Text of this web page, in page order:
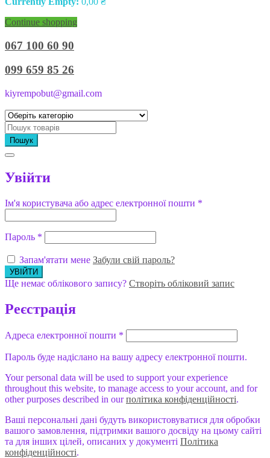
Continue shopping
067 100 60 90
099 659 85 26
kiyrempobut@gmail.com
Пошук
Увійти
Ім'я користувача або адрес електронної пошти *
Пароль *
Запам'ятати мене Забули свій пароль?
Ще немає облікового запису? Створіть обліковий запис
Реєстрація
Адреса електронної пошти *
Пароль буде надіслано на вашу адресу електронної пошти.
Your personal data will be used to support your experience
throughout this website, to manage access to your account, and for
other purposes described in ourполітика конфіденційності.
Ваші персональні дані будуть використовуватися для обробки
вашого замовлення, підтримки вашого досвіду на цьому сайті
та для інших цілей, описаних у документі Політика
конфіденційності.